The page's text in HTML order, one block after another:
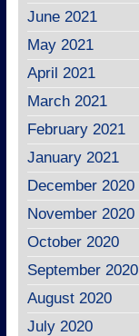
June 2021
May 2021
April 2021
March 2021
February 2021
January 2021
December 2020
November 2020
October 2020
September 2020
August 2020
July 2020